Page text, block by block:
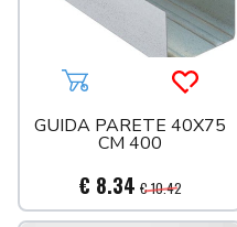
Aggiungi al carrello
GUIDA PARETE 40X75
CM 400
€ 8.34 € 10.42